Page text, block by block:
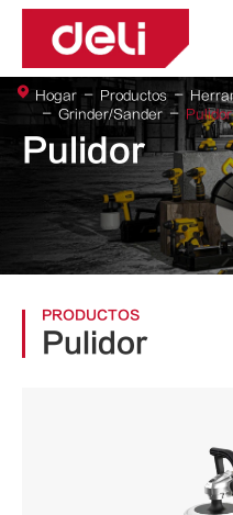
Pulidor
Hogar Productos
Grinder/Sander
Pulidor
PRODUCTOS
Pulidor